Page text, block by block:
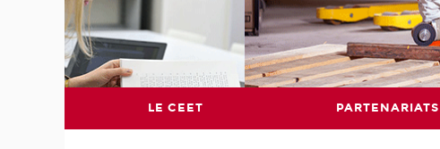
LE CEET PARTENARIATS